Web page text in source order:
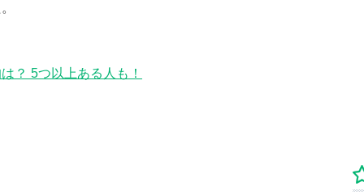
？ 5つ以上ある人も！